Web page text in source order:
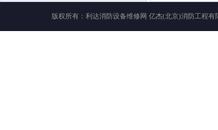
版权所有： 利达消防设备维修网 亿杰(北京)消防工程有